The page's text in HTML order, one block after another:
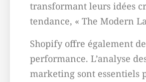
transformant leurs idées
tendance, « The Modern
Shopify offre également
performance. L’analyse
marketing sont essentiels